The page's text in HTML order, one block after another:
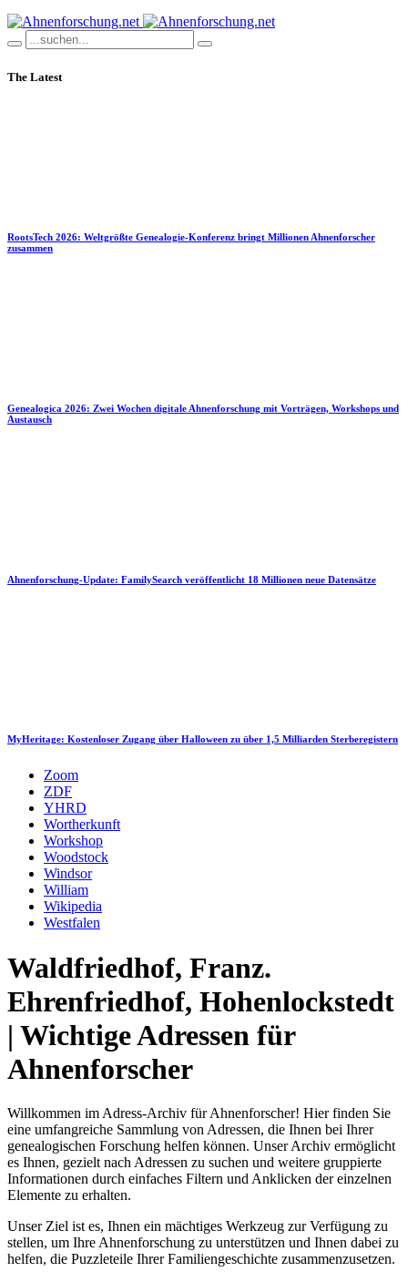
The Latest
RootsTech 2026: Weltgrößte Genealogie-Konferenz bringt Millionen Ahnenforscher
zusammen
Genealogica 2026: Zwei Wochen digitale Ahnenforschung mit Vorträgen, Workshops und
Austausch
Ahnenforschung-Update: FamilySearch veröffentlicht 18 Millionen neue Datensätze
MyHeritage: Kostenloser Zugang über Halloween zu über 1,5 Milliarden Sterberegistern
Zoom
ZDF
YHRD
Wortherkunft
Workshop
Woodstock
Windsor
William
Wikipedia
Westfalen
Waldfriedhof, Franz.
Ehrenfriedhof, Hohenlockstedt
| Wichtige Adressen für
Ahnenforscher
Willkommen im Adress-Archiv für Ahnenforscher! Hier finden Sie
eine umfangreiche Sammlung von Adressen, die Ihnen bei Ihrer
genealogischen Forschung helfen können. Unser Archiv ermöglicht
es Ihnen, gezielt nach Adressen zu suchen und weitere gruppierte
Informationen durch einfaches Filtern und Anklicken der einzelnen
Elemente zu erhalten.
Unser Ziel ist es, Ihnen ein mächtiges Werkzeug zur Verfügung zu
stellen, um Ihre Ahnenforschung zu unterstützen und Ihnen dabei zu
helfen, die Puzzleteile Ihrer Familiengeschichte zusammenzusetzen.